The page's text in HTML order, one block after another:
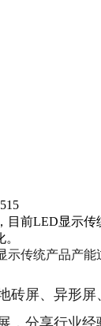
前LED显示
传统产品产
屏、异形